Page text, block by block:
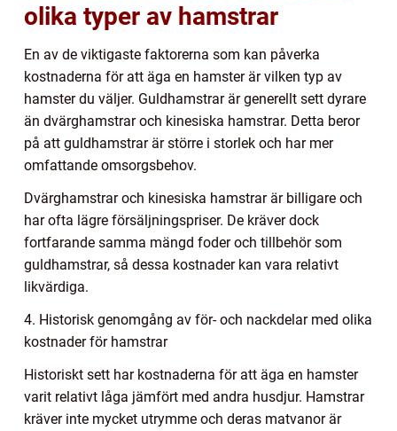
olika typer av hamstrar
En av de viktigaste faktorerna som kan påverka
kostnaderna för att äga en hamster är vilken typ av
hamster du väljer. Guldhamstrar är generellt sett dyrare
än dvärghamstrar och kinesiska hamstrar. Detta beror
på att guldhamstrar är större i storlek och har mer
omfattande omsorgsbehov.
Dvärghamstrar och kinesiska hamstrar är billigare och
har ofta lägre försäljningspriser. De kräver dock
fortfarande samma mängd foder och tillbehör som
guldhamstrar, så dessa kostnader kan vara relativt
likvärdiga.
4. Historisk genomgång av för- och nackdelar med olika
kostnader för hamstrar
Historiskt sett har kostnaderna för att äga en hamster
varit relativt låga jämfört med andra husdjur. Hamstrar
kräver inte mycket utrymme och deras matvanor är